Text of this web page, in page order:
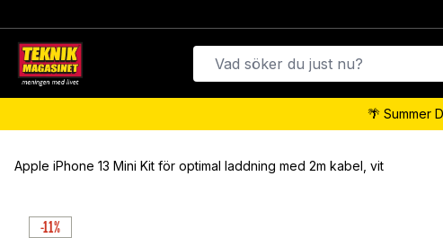
🌴 Summer
Apple iPhone 13 Mini Kit för optimal laddning med 2m kabel, vit
-11%